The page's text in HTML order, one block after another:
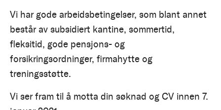
Vi har gode arbeidsbetingelser, som blant annet
består av subsidiert kantine, sommertid,
fleksitid, gode pensjons- og
forsikringsordninger, firmahytte og
treningsstøtte.
Vi ser fram til å motta din søknad og CV innen 7.